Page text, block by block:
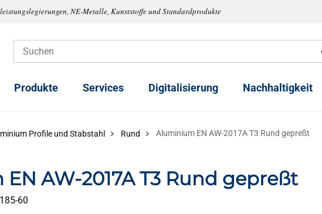
NE-Metalle, Kunststoffe und Standardprodukte
Produkte Services Digitalisierung Nachhaltigkeit
Profile und Stabstahl Rund Aluminium EN AW-2017A T3 Rund gepreßt
AW-2017A T3 Rund gepreßt
60